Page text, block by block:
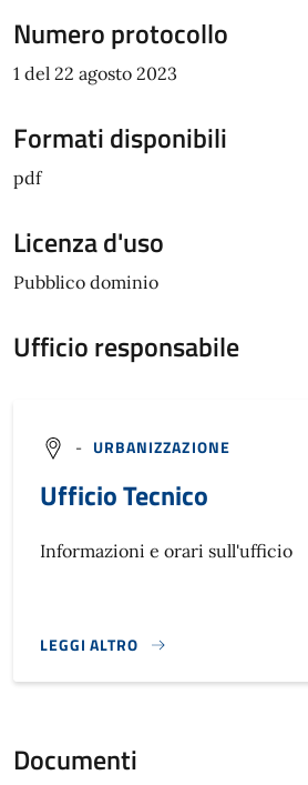
Numero protocollo
1 del 22 agosto 2023
Formati disponibili
pdf
Licenza d'uso
Pubblico dominio
Ufficio responsabile
- URBANIZZAZIONE
Ufficio Tecnico
Informazioni e orari sull'ufficio
LEGGI ALTRO
}
Documenti